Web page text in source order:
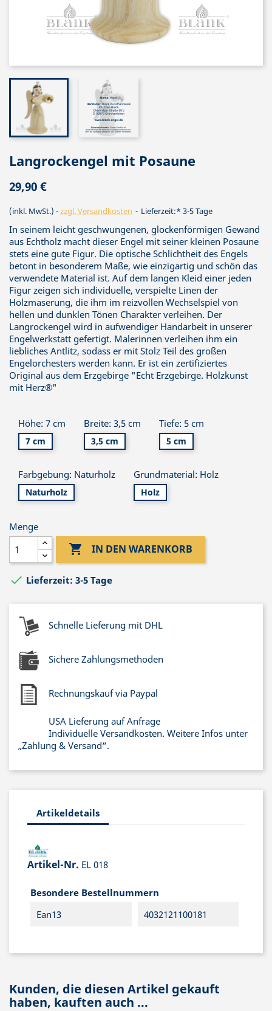
Langrockengel mit Posaune
29,90 €
(inkl. MwSt.) zzgl. Versandkosten Lieferzeit:* 3-5 Tage
In seinem leicht geschwungenen, glockenförmigen Gewand
aus Echtholz macht dieser Engel mit seiner kleinen Posaune
stets eine gute Figur. Die optische Schlichtheit des Engels
betont in besonderem Maße, wie einzigartig und schön das
verwendete Material ist. Auf dem langen Kleid einer jeden
Figur zeigen sich individuelle, verspielte Linen der
Holzmaserung, die ihm im reizvollen Wechselspiel von
hellen und dunklen Tönen Charakter verleihen. Der
Langrockengel wird in aufwendiger Handarbeit in unserer
Engelwerkstatt gefertigt. Malerinnen verleihen ihm ein
liebliches Antlitz, sodass er mit Stolz Teil des großen
Engelorchesters werden kann. Er ist ein zertifiziertes
Original aus dem Erzgebirge "Echt Erzgebirge. Holzkunst
mit Herz®"
Höhe: 7 cm
7 cm
Breite: 3,5 cm
3,5 cm
Tiefe: 5 cm
5 cm
Farbgebung: Naturholz
Naturholz
Grundmaterial: Holz
Holz
Menge
 IN DEN WARENKORB
 Lieferzeit: 3-5 Tage
Schnelle Lieferung mit DHL
Sichere Zahlungsmethoden
Rechnungskauf via Paypal
USA Lieferung auf Anfrage
Individuelle Versandkosten. Weitere Infos unter
„Zahlung & Versand“.
Artikeldetails
Artikel-Nr. EL 018
Besondere Bestellnummern
Ean13
4032121100181
Kunden, die diesen Artikel gekauft
haben, kauften auch ...